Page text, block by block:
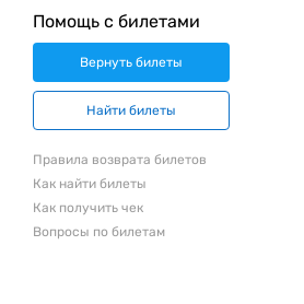
Помощь с билетами
Вернуть билеты
Найти билеты
Правила возврата билетов
Как найти билеты
Как получить чек
Вопросы по билетам